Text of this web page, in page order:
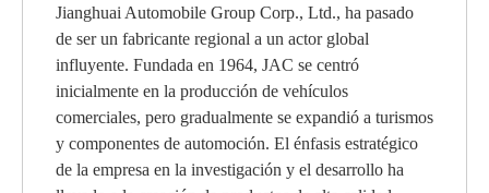
Jianghuai Automobile Group Corp., Ltd., ha pasado
de ser un fabricante regional a un actor global
influyente. Fundada en 1964, JAC se centró
inicialmente en la producción de vehículos
comerciales, pero gradualmente se expandió a turismos
y componentes de automoción. El énfasis estratégico
de la empresa en la investigación y el desarrollo ha